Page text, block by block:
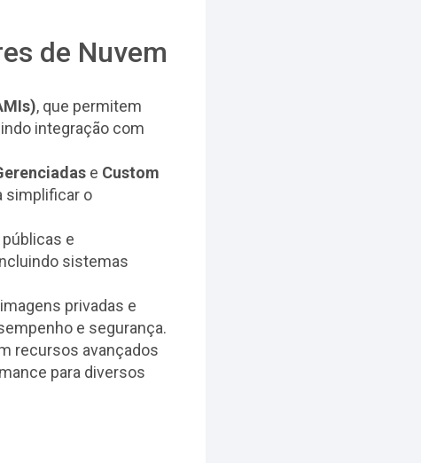
de Nuvem
, que permitem
integração com
e Custom
simplificar o
e
sistemas
privadas e
e segurança.
recursos avançados
para diversos